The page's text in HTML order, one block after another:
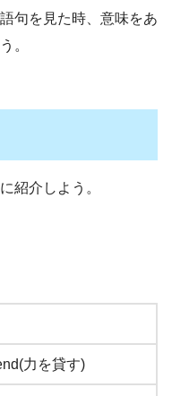
句を見た時、意味をあ
。
紹介しよう。
力を貸す)